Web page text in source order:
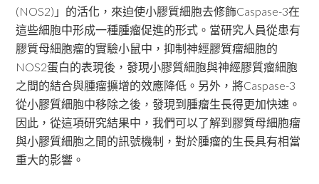
(NOS2)」的活化，來迫使小膠質細胞去修飾Caspase-3在
這些細胞中形成一種腫瘤促進的形式。當研究人員從患有
膠質母細胞瘤的實驗小鼠中，抑制神經膠質瘤細胞的
NOS2蛋白的表現後，發現小膠質細胞與神經膠質瘤細胞
之間的結合與腫瘤擴增的效應降低。另外，將Caspase-3
從小膠質細胞中移除之後，發現到腫瘤生長得更加快速。
因此，從這項研究結果中，我們可以了解到膠質母細胞瘤
與小膠質細胞之間的訊號機制，對於腫瘤的生長具有相當
重大的影響。